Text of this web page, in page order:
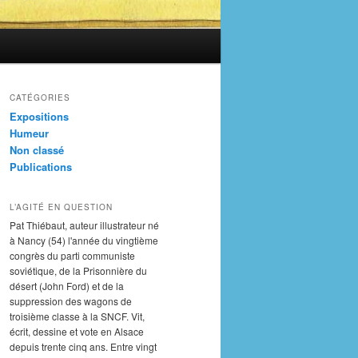
CATÉGORIES
Expositions
Humeur
Non classé
Publications
L’AGITÉ EN QUESTION
Pat Thiébaut, auteur illustrateur né
à Nancy (54) l'année du vingtième
congrès du parti communiste
soviétique, de la Prisonnière du
désert (John Ford) et de la
suppression des wagons de
troisième classe à la SNCF. Vit,
écrit, dessine et vote en Alsace
depuis trente cinq ans. Entre vingt